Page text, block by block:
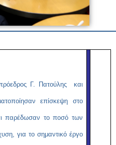
Γ. Πατούλης και
επίσκεψη στο
παρέδωσαν το ποσό των
για το σημαντικό έργο